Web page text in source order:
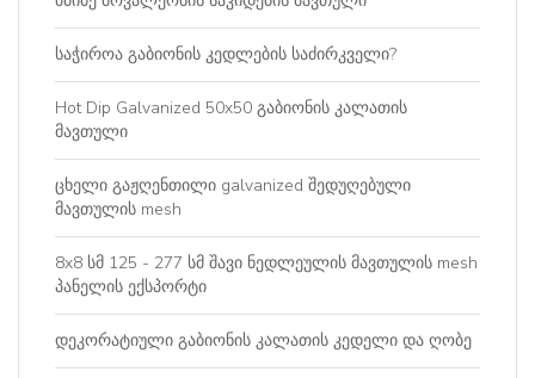
საჭიროა გაბიონის კედლების საძირკველი?
Hot Dip Galvanized 50x50 გაბიონის კალათის
მავთული
ცხელი გაჟღენთილი galvanized შედუღებული
მავთულის mesh
8x8 სმ 125 - 277 სმ შავი ნედლეულის მავთულის mesh
პანელის ექსპორტი
დეკორატიული გაბიონის კალათის კედელი და ღობე